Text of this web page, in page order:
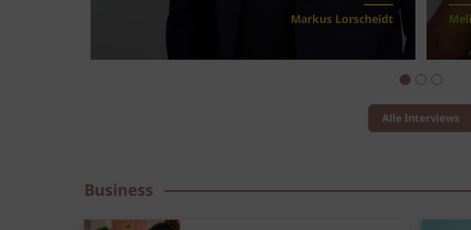
Markus Lorscheidt
Alle Interviews
Business